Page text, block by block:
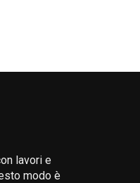
lavori e
modo è